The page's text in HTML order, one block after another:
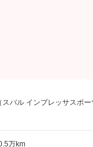
（スバル インプレッサスポ
万km